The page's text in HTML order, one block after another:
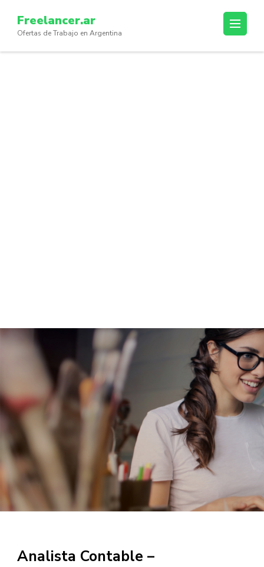
content
(Press
Freelancer.ar
Ofertas de Trabajo en Argentina
Analista Contable –